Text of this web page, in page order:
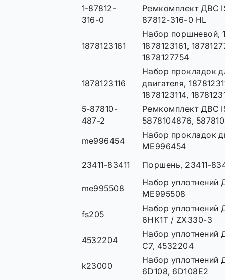
1-87812-
316-0
Ремкомплект ДВС
87812-316-0 HL
1878123161
Набор поршневой,
1878123161,
1878127754
1878123116
Набор прокладок
двигателя,
1878123114,
5-87810-
487-2
Ремкомплект ДВС
5878104876,
me996454
Набор прокладок
ME996454
23411-83411 Поршень, 23411-
me995508
Набор уплотнений
ME995508
fs205
Набор уплотнений
6HK1T / ZX330-3
4532204
Набор уплотнений
C7, 4532204
k23000
Набор уплотнений
6D108, 6D108E2